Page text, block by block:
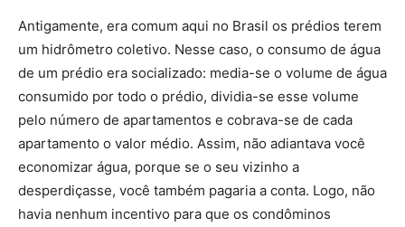
Antigamente, era comum aqui no Brasil os prédios terem
um hidrômetro coletivo. Nesse caso, o consumo de água
de um prédio era socializado: media-se o volume de água
consumido por todo o prédio, dividia-se esse volume
pelo número de apartamentos e cobrava-se de cada
apartamento o valor médio. Assim, não adiantava você
economizar água, porque se o seu vizinho a
desperdiçasse, você também pagaria a conta. Logo, não
havia nenhum incentivo para que os condôminos